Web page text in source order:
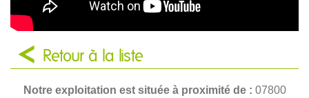
Retour à la liste
Notre exploitation est située à proximité de : 07800